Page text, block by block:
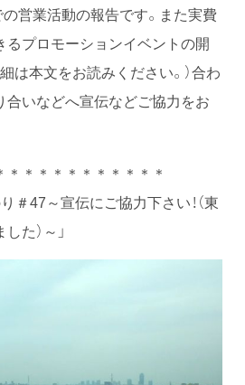
営業活動の報告です。また実費
プロモーションイベントの開
は本文をお読みください。）合わ
いなどへ宣伝などご協力をお
＊＊＊＊＊＊＊＊＊＊＊
＃47～宣伝にご協力下さい！（東
た）～」